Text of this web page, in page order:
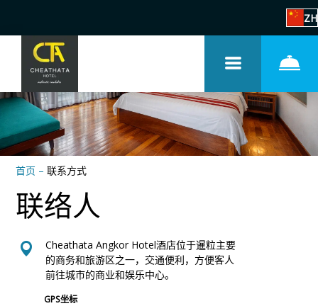
ZH
首页 –联系方式
联络人
Cheathata Angkor Hotel酒店位于暹粒主要
的商务和旅游区之一，交通便利，方便客人
前往城市的商业和娱乐中心。
GPS坐标